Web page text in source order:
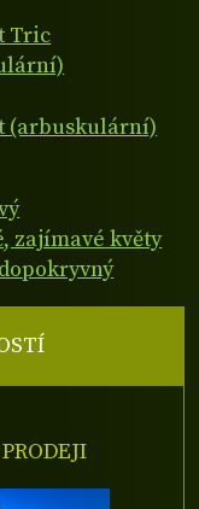
Tric
(arbuskulární)
zajímavé květy